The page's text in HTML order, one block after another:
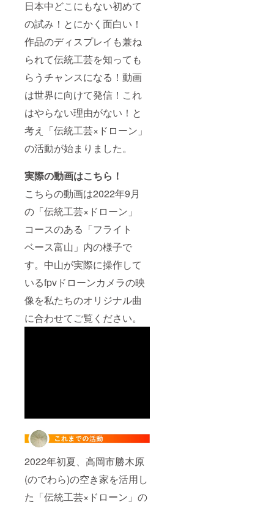
日本中どこにもない初めて
の試み！とにかく面白い！
作品のディスプレイも兼ね
られて伝統工芸を知っても
らうチャンスになる！動画
は世界に向けて発信！これ
はやらない理由がない！と
考え「伝統工芸×ドローン」
の活動が始まりました。
実際の動画はこちら！
こちらの動画は2022年9月
の「伝統工芸×ドローン」
コースのある「フライト
ベース富山」内の様子で
す。中山が実際に操作して
いるfpvドローンカメラの映
像を私たちのオリジナル曲
に合わせてご覧ください。
2022年初夏、高岡市勝木原
(のでわら)の空き家を活用し
た「伝統工芸×ドローン」の